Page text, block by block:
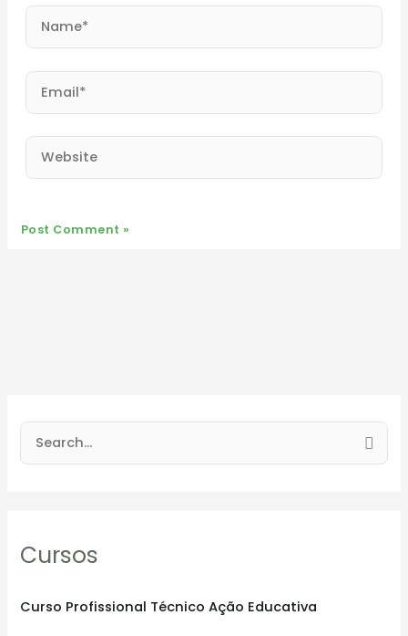
Name*
Email*
Website
c
f
Cursos
Curso Profissional Técnico Ação Educativa